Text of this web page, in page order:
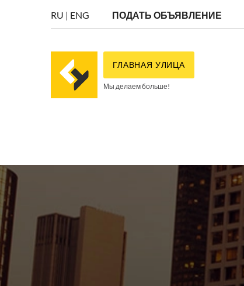
RU | ENG ПОДАТЬ ОБЪЯВЛЕНИЕ
ГЛАВНАЯ УЛИЦА
Мы делаем больше!